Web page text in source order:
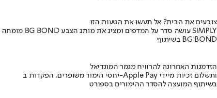
צובעים את הבית? אל תעשו את הטעות הזו
מומחה BG BOND עושה סדר על המדפים ומציג את מותג הצבע SIMPLY
בשיתוף BG BOND
הזדמנות האחרונה להרוויח מגמר המונדיאל
יחסי הימור משופרים, הפקדות ב-Apple Pay ותשלום זכיות מיידי
בשיתוף המועצה להסדר ההימורים בספורט